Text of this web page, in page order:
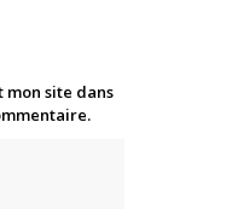
mon site dans